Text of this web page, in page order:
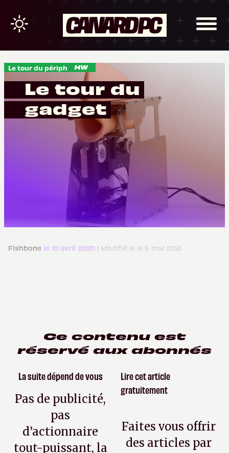
Le tour du périph
Le tour du
gadget
Fishbone le 10 avril 2020 | Modifié le le 5 mai 2021
Ce contenu est
réservé aux abonnés
La suite dépend de vous
Pas de publicité,
pas
d’actionnaire
tout-puissant, la
Lire cet article
gratuitement
Faites vous offrir
des articles par